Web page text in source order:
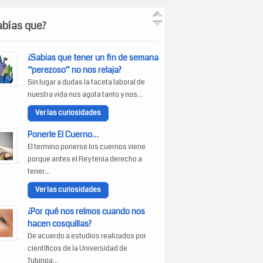
que?
¿Sabias que tener un fin de semana
“perezoso” no nos relaja?
Sin lugar a dudas la faceta laboral de
nuestra vida nos agota tanto y nos...
Ver las curiosidades
Ponerle El Cuerno…
El termino ponerse los cuernos viene
porque antes el Rey tenia derecho a
tener...
Ver las curiosidades
¿Por qué nos reímos cuando nos
hacen cosquillas?
De acuerdo a estudios realizados por
científicos de la Universidad de
Tubinga...